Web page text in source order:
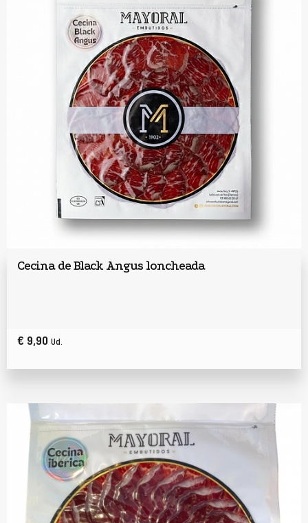
Cecina de Black Angus loncheada
€ 9,90 Ud.